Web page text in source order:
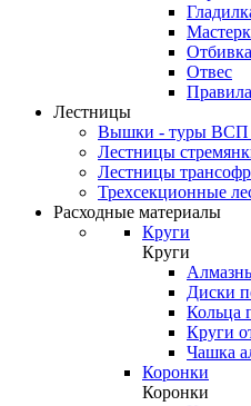
Отвес
Лестницы
Вышки - туры ВСП
Лестницы
Лестницы
Трехсекционные
Расходные материалы
Круги
Круги
Диски
Кольца
Круги
Чашка
Коронки
Коронки